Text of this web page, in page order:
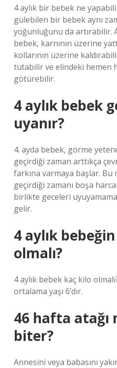
4 aylık bir bebek ne
gülebilen bir bebek aynı
yoğunluğunu da artırabilir.
bebek, karnının üzerine
kollarının üzerine
tutabilir ve elindeki hemen
götürebilir.
4 aylık bebek
uyanır?
4. ayda bebek, görme
geçirdiği zaman arttıkça
farkına varmaya başlar. Bu
geçirdiği zamanı boşa
birlikte geceleri
gelir.
4 aylık
olmalı?
4 aylık bebek kaç kilo
ortalama yaşı 6’dır.
46 hafta atağı
biter?
Annesini veya babasını